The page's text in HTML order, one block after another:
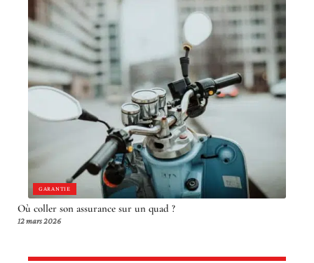
GARANTIE
Où coller son assurance sur un quad ?
12 mars 2026